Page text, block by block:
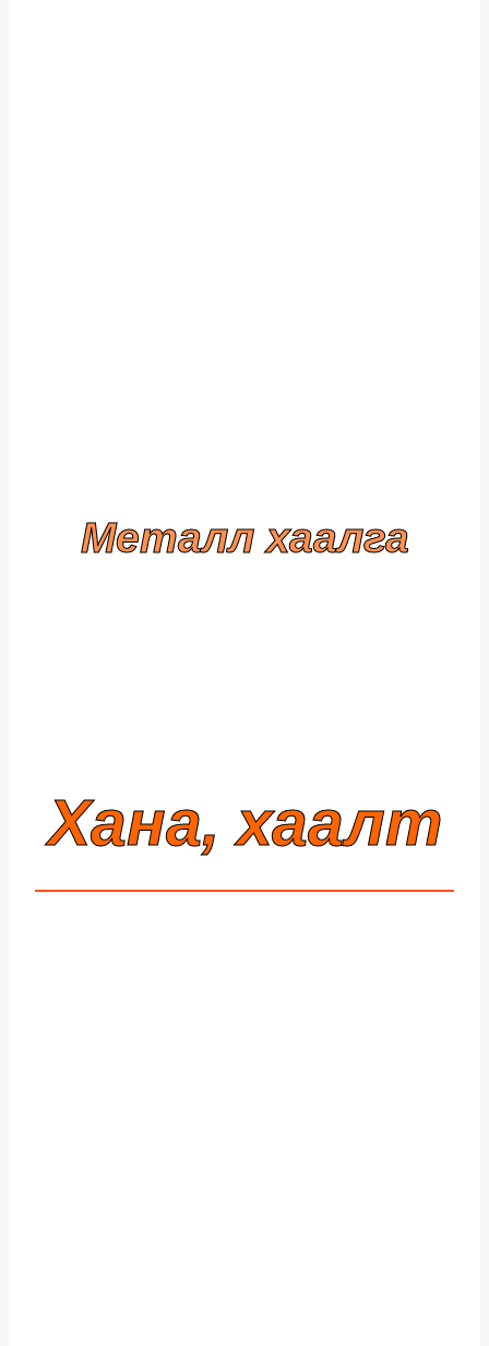
Металл хаалга
Хана, хаалт